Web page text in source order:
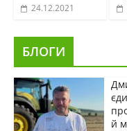
24.12.2021
БЛОГИ
й